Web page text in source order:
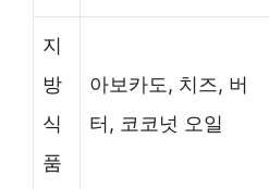
지
방
식
품
아보카도, 치즈, 버
터, 코코넛 오일